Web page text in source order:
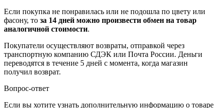
Если покупка не понравилась или не подошла по цвету или
фасону, то за 14 дней можно произвести обмен на товар
аналогичной стоимости.
Покупатели осуществляют возвраты, отправкой через
транспортную компанию СДЭК или Почта России. Деньги
переводятся в течение 5 дней с момента, когда магазин
получил возврат.
Вопрос-ответ
Если вы хотите узнать дополнительную информацию о товаре